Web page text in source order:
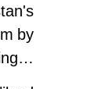
by